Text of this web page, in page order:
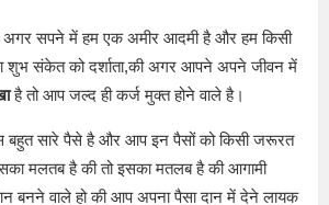
सपने में हम एक अमीर आदमी है और हम किसी
शुभ संकेत को दर्शाता,की अगर आपने अपने जीवन में
है तो आप जल्द ही कर्ज मुक्त होने वाले है।
सारे पैसे है और आप इन पैसों को किसी जरूरत
मलतब है की तो इसका मतलब है की आगामी
बनने वाले हो की आप अपना पैसा दान में देने लायक